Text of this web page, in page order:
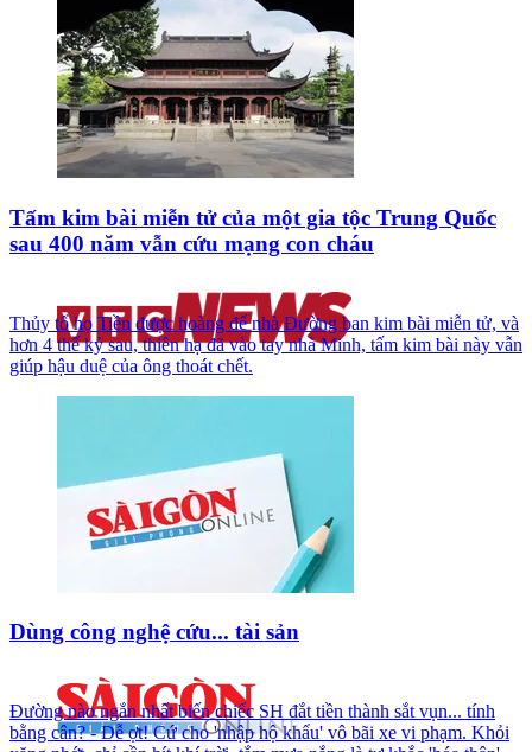
Tấm kim bài miễn tử của một gia tộc Trung Quốc
sau 400 năm vẫn cứu mạng con cháu
Thủy tổ họ Tiền được hoàng đế nhà Đường ban kim bài miễn tử, và
hơn 4 thế kỷ sau, thiên hạ đã vào tay nhà Minh, tấm kim bài này vẫn
giúp hậu duệ của ông thoát chết.
Dùng công nghệ cứu... tài sản
Đường nào ngắn nhất biến chiếc SH đắt tiền thành sắt vụn... tính
bằng cân? - Dễ ợt! Cứ cho 'nhập hộ khẩu' vô bãi xe vi phạm. Khỏi